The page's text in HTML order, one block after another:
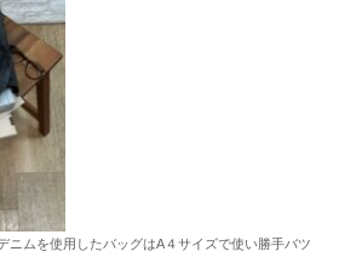
ニムを使用したバッグはA４サイズで使い勝手バツ